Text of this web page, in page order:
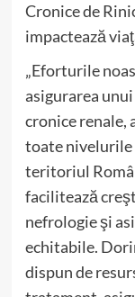
Cronice de
impactează
„Eforturile
asigurarea
cronice renale,
toate nivelurile
teritoriul
facilitează
nefrologie şi
echitabile.
dispun de